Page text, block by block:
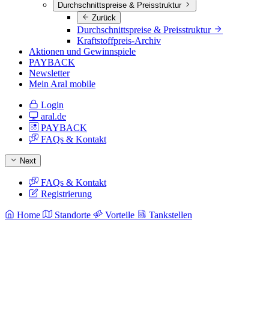
Durchschnittspreise & Preisstruktur
Zurück
Durchschnittspreise & Preisstruktur
Kraftstoffpreis-Archiv
Aktionen und Gewinnspiele
PAYBACK
Newsletter
Mein Aral mobile
Login
aral.de
PAYBACK
FAQs & Kontakt
Next
FAQs & Kontakt
Registrierung
Home Standorte Vorteile Tankstellen